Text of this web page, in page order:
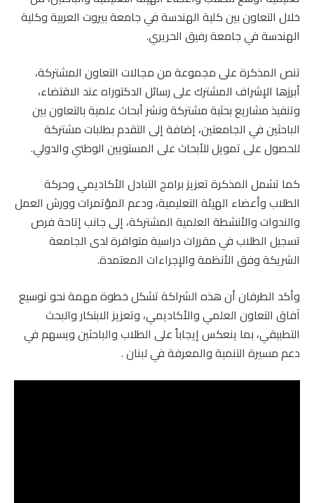
خلال التعاون بين كلية الهندسة في جامعة بيروت العربية وكلية
الهندسة في جامعة رفيق الحريري.
تنص المذكرة على مجموعة من مجالات التعاون المشتركة،
أبرزها الإشراف المشترك على رسائل الدكتوراه عند الاقتضاء،
وتنفيذ مشاريع بحثية مشتركة ونشر أبحاث علمية بالتعاون بين
الباحثين في الجامعتين، إضافة إلى التقدم بطلبات مشتركة
للحصول على تمويل للأبحاث على المستويين الوطني والدولي.
كما تشمل المذكرة تعزيز برامج التبادل الأكاديمي وحركة
الطلاب وأعضاء الهيئة التعليمية، ودعم المؤتمرات وورش العمل
والندوات والأنشطة العلمية المشتركة، إلى جانب إتاحة فرص
تسجيل الطلاب في مقررات دراسية متوافرة لدى الجامعة
الشريكة وفق الأنظمة والإجراءات المعتمدة.
وأكد الطرفان أن هذه الشراكة تشكل خطوة مهمة نحو توسيع
آفاق التعاون العلمي والأكاديمي، وتعزيز الابتكار والبحث
التطبيقي، بما ينعكس إيجاباً على الطلاب والباحثين ويسهم في
دعم مسيرة التنمية والمعرفة في لبنان .